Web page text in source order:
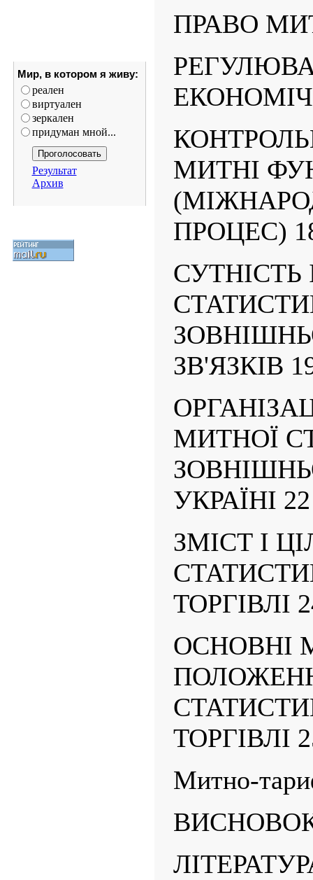
Мир, в котором я живу:
реален
виртуален
зеркален
придуман мной...
Результат
Архив
ПРАВО
МИТНІ
ПРОЦЕС)
СУТНІСТЬ
ЗВ'ЯЗКІВ
МИТНОЇ
УКРАЇНІ 22
ЗМІСТ І
ТОРГІВЛІ
ОСНОВНІ
ТОРГІВЛІ
Митно-